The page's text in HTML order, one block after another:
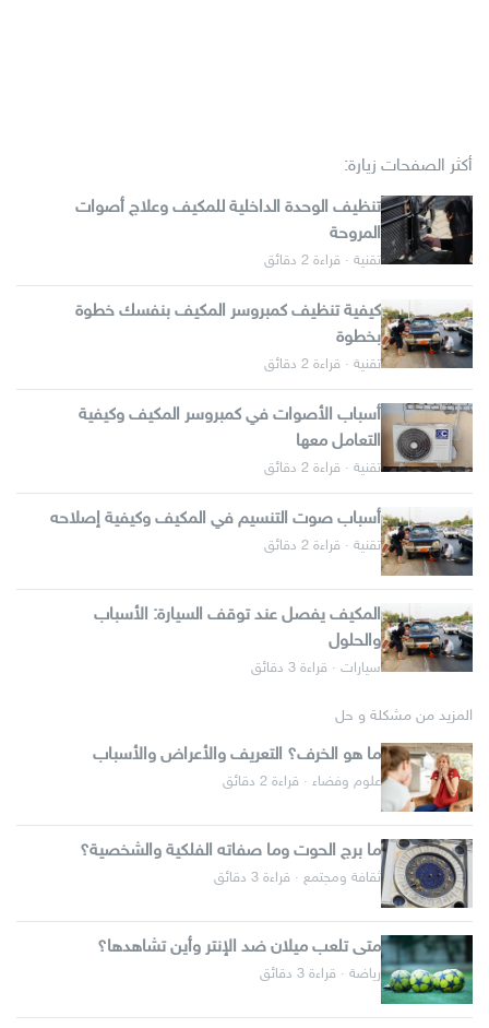
أكثر الصفحات زيارة:
تنظيف الوحدة الداخلية للمكيف وعلاج أصوات
المروحة
تقنية · قراءة 2 دقائق
كيفية تنظيف كمبروسر المكيف بنفسك خطوة
بخطوة
تقنية · قراءة 2 دقائق
أسباب الأصوات في كمبروسر المكيف وكيفية
التعامل معها
تقنية · قراءة 2 دقائق
أسباب صوت التنسيم في المكيف وكيفية إصلاحه
تقنية · قراءة 2 دقائق
المكيف يفصل عند توقف السيارة: الأسباب
والحلول
سيارات · قراءة 3 دقائق
المزيد من مشكلة و حل
ما هو الخرف؟ التعريف والأعراض والأسباب
علوم وفضاء · قراءة 2 دقائق
ما برج الحوت وما صفاته الفلكية والشخصية؟
ثقافة ومجتمع · قراءة 3 دقائق
متى تلعب ميلان ضد الإنتر وأين تشاهدها؟
رياضة · قراءة 3 دقائق